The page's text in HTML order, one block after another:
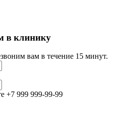
в клинику
вам в течение 15 минут.
+7 999 999-99-99